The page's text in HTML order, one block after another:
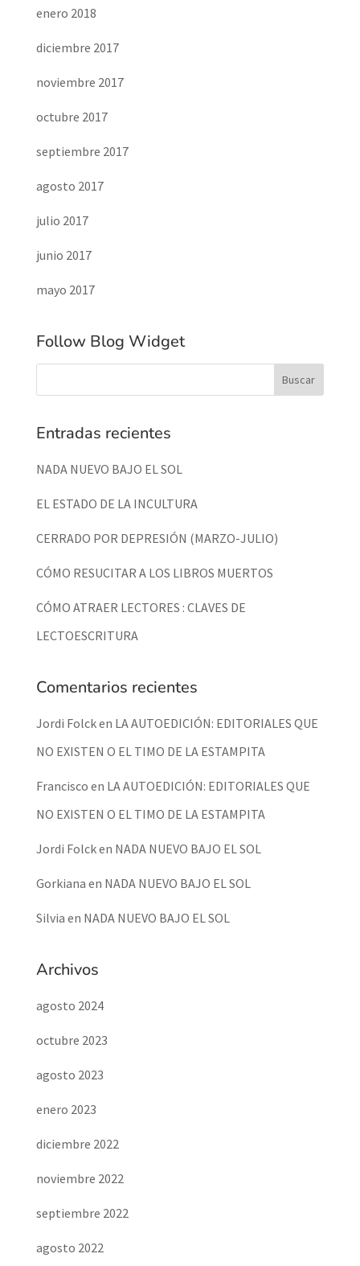
enero 2018
diciembre 2017
noviembre 2017
octubre 2017
septiembre 2017
agosto 2017
julio 2017
junio 2017
mayo 2017
Follow Blog Widget
Entradas recientes
NADA NUEVO BAJO EL SOL
EL ESTADO DE LA INCULTURA
CERRADO POR DEPRESIÓN (MARZO-JULIO)
CÓMO RESUCITAR A LOS LIBROS MUERTOS
CÓMO ATRAER LECTORES : CLAVES DE
LECTOESCRITURA
Comentarios recientes
Jordi Folcken LA AUTOEDICIÓN: EDITORIALES QUE
NO EXISTEN O EL TIMO DE LA ESTAMPITA
Francisco en LA AUTOEDICIÓN: EDITORIALES QUE
NO EXISTEN O EL TIMO DE LA ESTAMPITA
Jordi Folcken NADA NUEVO BAJO EL SOL
Gorkiana en NADA NUEVO BAJO EL SOL
Silvia en NADA NUEVO BAJO EL SOL
Archivos
agosto 2024
octubre 2023
agosto 2023
enero 2023
diciembre 2022
noviembre 2022
septiembre 2022
agosto 2022